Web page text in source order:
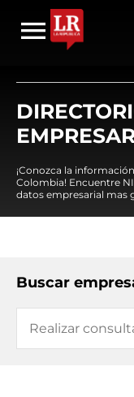
¡Conozca la
Colombia! Encuentre
datos empresarial mas
Buscar